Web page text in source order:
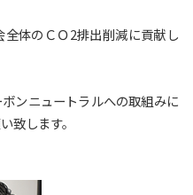
体のＣＯ2排出削減に貢献し
ンニュートラルへの取組みに
致します。